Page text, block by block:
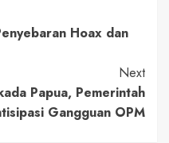
Hoax dan
Next
Papua, Pemerintah
Gangguan OPM